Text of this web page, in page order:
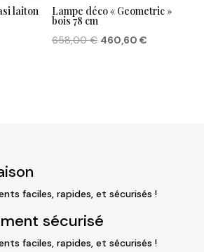
laiton Lampe déco « Geometric »
bois 78 cm
658,00€ Le
460,60€
faciles, rapides, et sécurisés !
sécurisé
faciles, rapides, et sécurisés !